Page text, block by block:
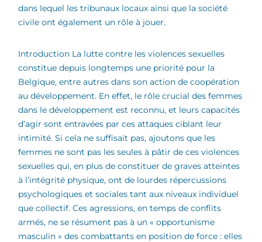
dans lequel les tribunaux locaux ainsi que la société
civile ont également un rôle à jouer.
Introduction La lutte contre les violences sexuelles
constitue depuis longtemps une priorité pour la
Belgique, entre autres dans son action de coopération
au développement. En effet, le rôle crucial des femmes
dans le développement est reconnu, et leurs capacités
d’agir sont entravées par ces attaques ciblant leur
intimité. Si cela ne suffisait pas, ajoutons que les
femmes ne sont pas les seules à pâtir de ces violences
sexuelles qui, en plus de constituer de graves atteintes
à l’intégrité physique, ont de lourdes répercussions
psychologiques et sociales tant aux niveaux individuel
que collectif. Ces agressions, en temps de conflits
armés, ne se résument pas à un « opportunisme
masculin » des combattants en position de force : elles